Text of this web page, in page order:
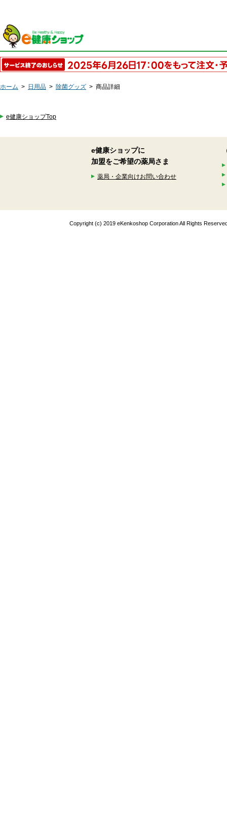
ホーム > 日用品 > 除菌グッズ > 商品詳細
e健康ショップTop
e健康ショップに
加盟をご希望の薬局さま
薬局・企業向けお問い合わせ
Copyright (c) 2019 eKenkoshop Corporation All Rights